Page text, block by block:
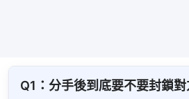
Q1：分手後到底要不要封鎖